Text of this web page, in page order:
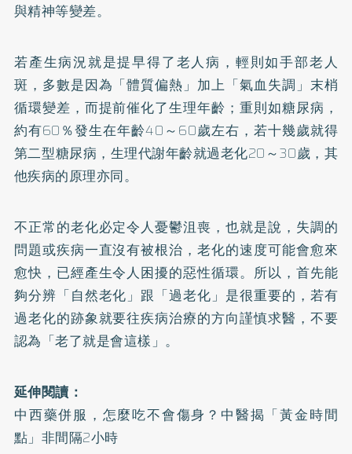
與精神等變差。
若產生病況就是提早得了老人病，輕則如手部老人
斑，多數是因為「體質偏熱」加上「氣血失調」末梢
循環變差，而提前催化了生理年齡；重則如糖尿病，
約有60％發生在年齡40～60歲左右，若十幾歲就得
第二型糖尿病，生理代謝年齡就過老化20～30歲，其
他疾病的原理亦同。
不正常的老化必定令人憂鬱沮喪，也就是說，失調的
問題或疾病一直沒有被根治，老化的速度可能會愈來
愈快，已經產生令人困擾的惡性循環。所以，首先能
夠分辨「自然老化」跟「過老化」是很重要的，若有
過老化的跡象就要往疾病治療的方向謹慎求醫，不要
認為「老了就是會這樣」。
延伸閱讀：
中西藥併服，怎麼吃不會傷身？中醫揭「黃金時間
點」非間隔2小時